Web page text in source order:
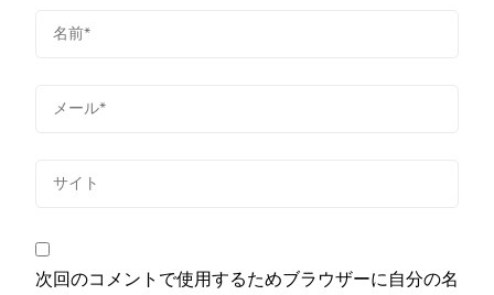
次回のコメントで使用するためブラウザーに自分の名